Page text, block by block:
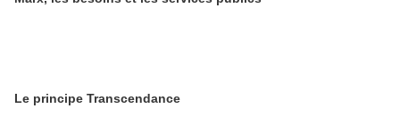
Le principe Transcendance